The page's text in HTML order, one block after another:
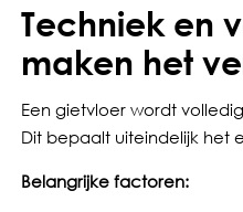
Techniek en
maken het
Een gietvloer wordt
Dit bepaalt uiteindelijk het
Belangrijke factoren: